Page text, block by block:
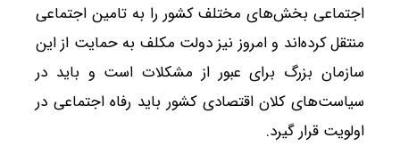
اجتماعی بخش‌های مختلف کشور را به تامین اجتماعی
منتقل کرده‌اند و امروز نیز دولت مکلف به حمایت از این
سازمان بزرگ برای عبور از مشکلات است و باید در
سیاست‌های کلان اقتصادی کشور باید رفاه اجتماعی در
اولویت قرار گیرد.